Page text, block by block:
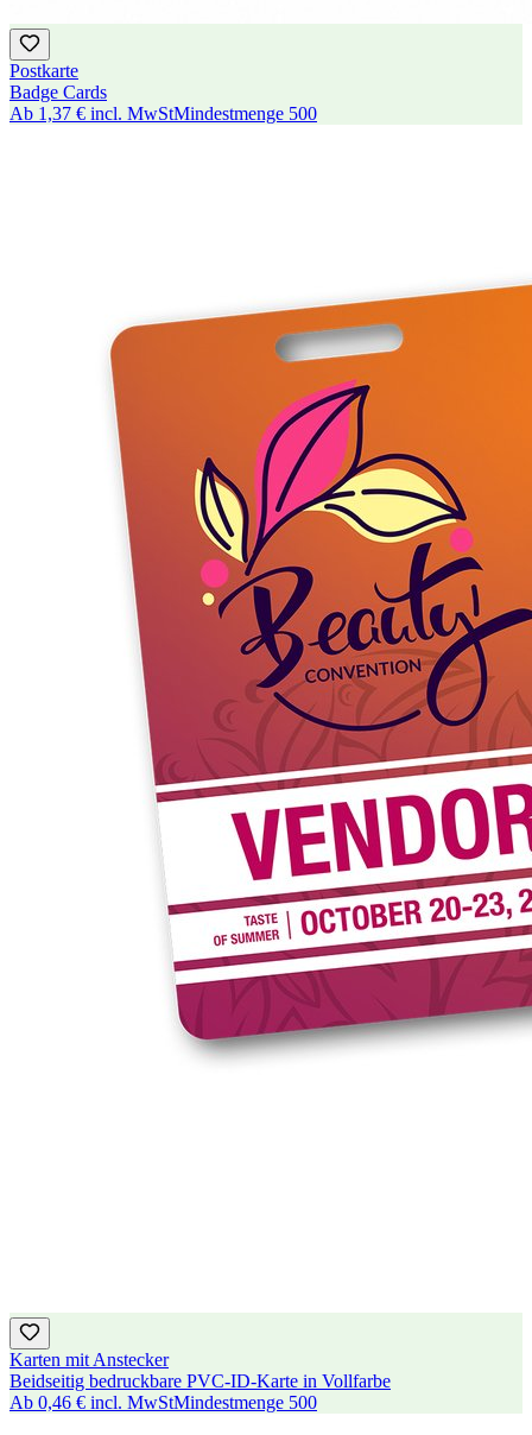
Postkarte
Badge Cards
Ab 1,37 € incl. MwStMindestmenge 500
Karten mit Anstecker
Beidseitig bedruckbare PVC-ID-Karte in Vollfarbe
Ab 0,46 € incl. MwStMindestmenge 500